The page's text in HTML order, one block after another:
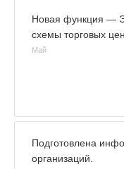
Новая функция —
схемы торговых
Май
Подготовлена
организаций.